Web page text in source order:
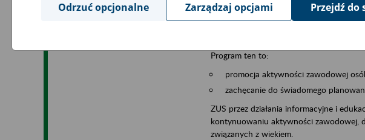
Aktywni 50+ to inicjatywa, która
Program ten to:
promocja aktywności zawodowej
zachęcanie do świadomego
ZUS przez działania informacyjne i
kontynuowaniu aktywności zawodowej,
związanych z wiekiem.
Odrzuć opcjonalne Zarządzaj opcjami Przejdź do